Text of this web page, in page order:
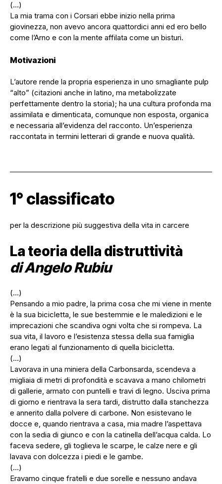
(…)
La mia trama con i Corsari ebbe inizio nella prima
giovinezza, non avevo ancora quattordici anni ed ero bello
come l’Arno e con la mente affilata come un bisturi.
Motivazioni
L’autore rende la propria esperienza in uno smagliante pulp
“alto” (citazioni anche in latino, ma metabolizzate
perfettamente dentro la storia); ha una cultura profonda ma
assimilata e dimenticata, comunque non esposta, organica
e necessaria all’evidenza del racconto. Un’esperienza
raccontata in termini letterari di grande e nuova qualità.
1° classificato
per la descrizione più suggestiva della vita in carcere
La teoria della distruttività
di Angelo Rubiu
(…)
Pensando a mio padre, la prima cosa che mi viene in mente
è la sua bicicletta, le sue bestemmie e le maledizioni e le
imprecazioni che scandiva ogni volta che si rompeva. La
sua vita, il lavoro e l’esistenza stessa della sua famiglia
erano legati al funzionamento di quella bicicletta.
(…)
Lavorava in una miniera della Carbonsarda, scendeva a
migliaia di metri di profondità e scavava a mano chilometri
di gallerie, armato con puntelli e travi di legno. Usciva prima
di giorno e rientrava la sera tardi, distrutto dalla stanchezza
e annerito dalla polvere di carbone. Non esistevano le
docce e, quando rientrava a casa, mia madre l’aspettava
con la sedia di giunco e con la catinella dell’acqua calda. Lo
faceva sedere, gli toglieva le scarpe, le calze nere e gli
lavava con dolcezza i piedi e le gambe.
(…)
Eravamo cinque fratelli e due sorelle e nessuno andava